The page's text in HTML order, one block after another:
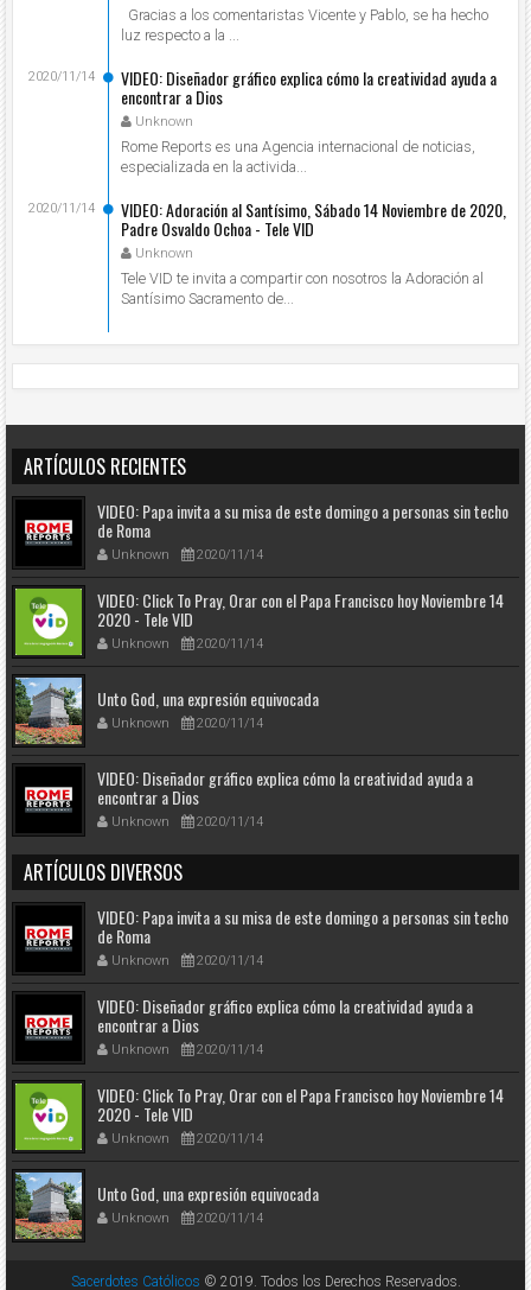
Gracias a los comentaristas Vicente y Pablo, se ha hecho
luz respecto a la ...
VIDEO: Diseñador gráfico explica cómo la creatividad ayuda a
encontrar a Dios
Unknown
2020/11/14
Rome Reports es una Agencia internacional de noticias,
especializada en la activida...
VIDEO: Adoración al Santísimo, Sábado 14 Noviembre de 2020,
Padre Osvaldo Ochoa - Tele VID
Unknown
2020/11/14
Tele VID te invita a compartir con nosotros la Adoración al
Santísimo Sacramento de...
ARTÍCULOS RECIENTES
VIDEO: Papa invita a su misa de este domingo a personas sin techo
de Roma
Unknown 2020/11/14
VIDEO: Click To Pray, Orar con el Papa Francisco hoy Noviembre 14
2020 - Tele VID
Unknown 2020/11/14
Unto God, una expresión equivocada
Unknown 2020/11/14
VIDEO: Diseñador gráfico explica cómo la creatividad ayuda a
encontrar a Dios
Unknown 2020/11/14
ARTÍCULOS DIVERSOS
VIDEO: Papa invita a su misa de este domingo a personas sin techo
de Roma
Unknown 2020/11/14
VIDEO: Diseñador gráfico explica cómo la creatividad ayuda a
encontrar a Dios
Unknown 2020/11/14
VIDEO: Click To Pray, Orar con el Papa Francisco hoy Noviembre 14
2020 - Tele VID
Unknown 2020/11/14
Unto God, una expresión equivocada
Unknown 2020/11/14
Sacerdotes Católicos © 2019. Todos los Derechos Reservados.